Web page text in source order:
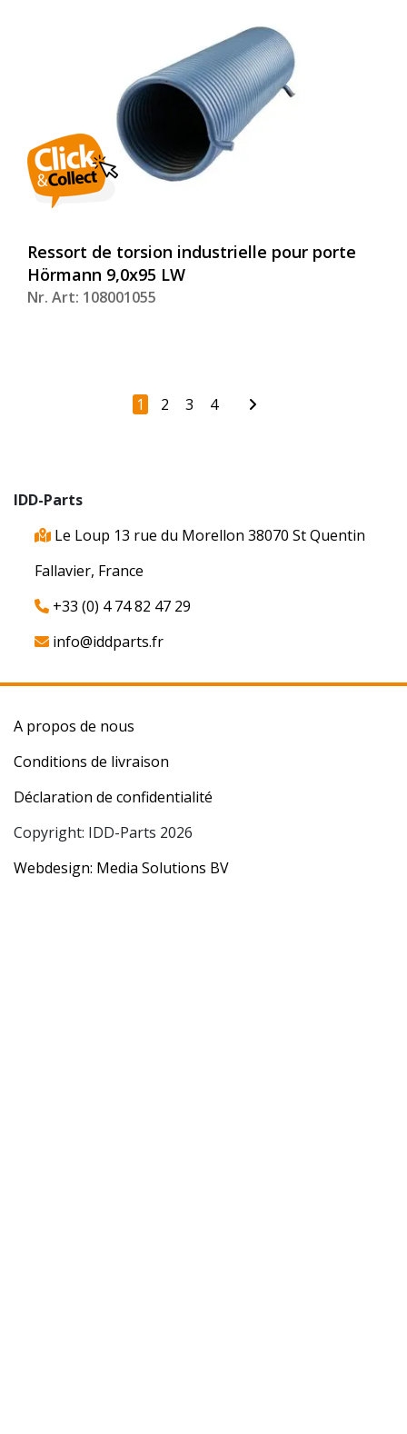
Ressort de torsion industrielle pour porte
Hörmann 9,0x95 LW
Nr. Art: 108001055
1 2 3 4
IDD-Parts
Le Loup 13 rue du Morellon 38070 St Quentin
Fallavier, France
+33 (0) 4 74 82 47 29
info@iddparts.fr
A propos de nous
Conditions de livraison
Déclaration de confidentialité
Copyright: IDD-Parts 2026
Webdesign: Media Solutions BV